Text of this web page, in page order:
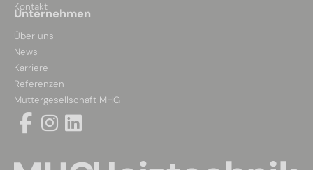
Kontakt
Unternehmen
Über uns
News
Karriere
Referenzen
Muttergesellschaft MHG